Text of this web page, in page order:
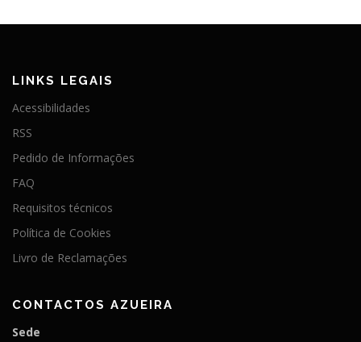
LINKS LEGAIS
Acessibilidades
RSS
Pedido de Informações
FAQ
Requisitos técnicos
Política de Cookies
Livro de Reclamações
CONTACTOS AZUEIRA
Sede